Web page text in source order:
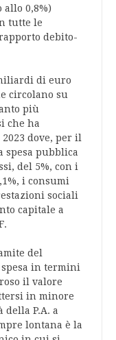
allo 0,8%)
tutte le
debito-
di euro
circolano su
più
che ha
dove, per il
spesa pubblica
del 5%, con i
i consumi
sociali
capitale a
del
in termini
il valore
in minore
P.A. a
lontana è la